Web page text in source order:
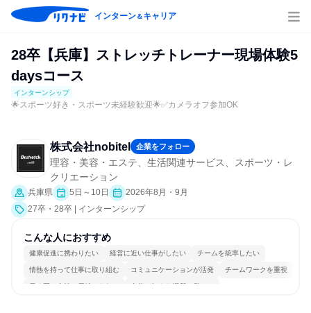
インターン＆キャリア
28卒【兵庫】ストレッチトレーナー現場体験5
daysコース
インターンシップ
🌟スポーツ好き・スポーツ未経験歓迎🌟✅カメラオフ参加OK
株式会社nobitel 企業をフォロー
理容・美容・エステ、生活関連サービス、スポーツ・レ
クリエーション
兵庫県 5日～10日
2026年8月・9月
27卒・28卒 | インターンシップ
こんな人におすすめ
健康促進に携わりたい 経営に近い仕事がしたい チームを統率したい
情熱を持って仕事に取り組む コミュニケーションが活発 チームワークを重視
長く同じ会社に居続けられる 自分の好きな場所で働ける